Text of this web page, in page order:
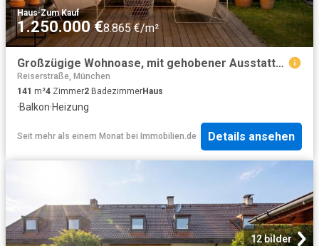
Haus·Zum Kauf
1.250.000 €8.865 €/m²
Großzügige Wohnoase, mit gehobener Ausstattung in Bestlage!
Reiserstraße, München
141 m²4 Zimmer2 BadezimmerHaus
·Balkon·Heizung
Seit mehr als einem Monat bei Immobilien.de Details ansehen
12 bilder